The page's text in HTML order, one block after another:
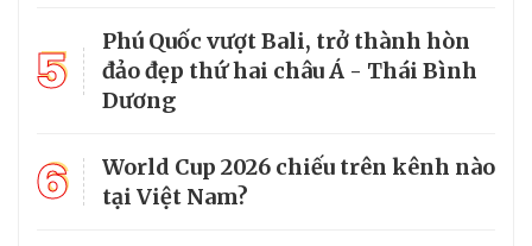
5
Phú Quốc vượt Bali, trở thành hòn
đảo đẹp thứ hai châu Á - Thái Bình
Dương
6
World Cup 2026 chiếu trên kênh nào
tại Việt Nam?